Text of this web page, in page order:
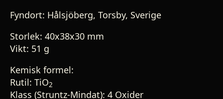
Fyndort: Hålsjöberg, Torsby, Sverige
Storlek: 40x38x30 mm
Vikt: 51 g
Kemisk formel:
Rutil: TiO2
Klass (Struntz-Mindat): 4 Oxider